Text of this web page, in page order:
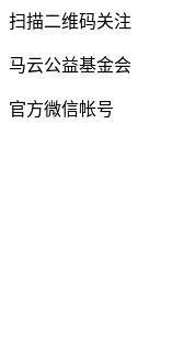
扫描二维码关注
马云公益基金会
官方微信帐号